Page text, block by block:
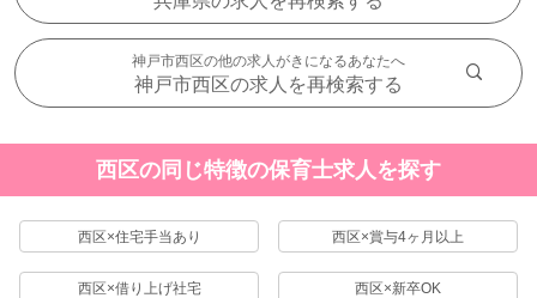
神戸市西区の他の求人がきになるあなたへ
神戸市西区の求人を再検索する
西区の同じ特徴の保育士求人を探す
西区×住宅手当あり 西区×賞与4ヶ月以上
西区×借り上げ社宅 西区×新卒OK